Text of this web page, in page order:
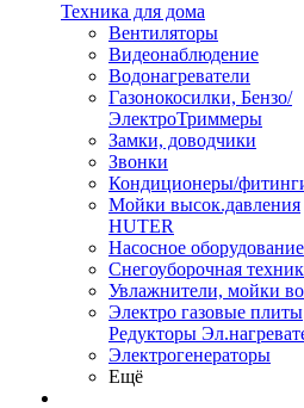
Техника для дома
Вентиляторы
Видеонаблюдение
Водонагреватели
Газонокосилки, Бензо/
ЭлектроТриммеры
Замки, доводчики
Звонки
Кондиционеры/
Мойки высок.давления
HUTER
Насосное оборудование
Снегоуборочная
Увлажнители, мойки
Электро газовые плиты
Редукторы
Электрогенераторы
Ещё